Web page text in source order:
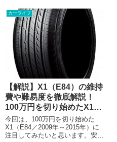
スポーツタイプに比...
カーライフ
【解説】X1（E84）の維持
費や難易度を徹底解説！
100万円を切り始めたX1は
買いか？
今回は、100万円を切り始めた
X1（E84／2009年～2015年）に
注目してみたいと思います。安く